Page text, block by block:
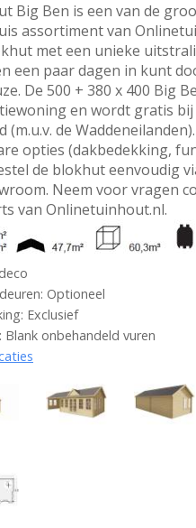
Big Ben is een van de
assortiment van
met een unieke
een paar dagen in kunt
De 500 + 380 x 400 Big
en wordt gratis
(m.u.v. de
opties (dakbedekking,
de blokhut eenvoudig
Neem voor vragen
van Onlinetuinhout.nl.
Optioneel
Exclusief
onbehandeld vuren